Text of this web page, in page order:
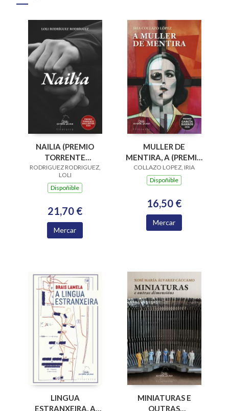
NAILIA (PREMIO
TORRENTE
BALLESTER
NARRATIVA LINGUA
GALEGA 2024)
RODRIGUEZ RODRIGUEZ,
LOLI
Dispoñible
21,70 €
Mercar
MULLER DE
MENTIRA, A (PREMIO
GARCÍA BARROS
2026)
COLLAZO LOPEZ, IRIA
Dispoñible
16,50 €
Mercar
LINGUA
ESTRANXEIRA, A
MINIATURAS E
OUTRAS